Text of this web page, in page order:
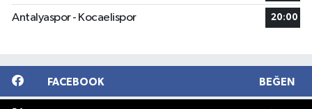
Antalyaspor - Kocaelispor 20:00
FACEBOOK BEĞEN